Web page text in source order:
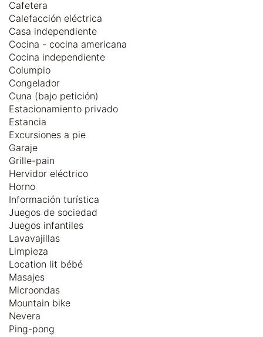
Cafetera
Calefacción eléctrica
Casa independiente
Cocina - cocina americana
Cocina independiente
Columpio
Congelador
Cuna (bajo petición)
Estacionamiento privado
Estancia
Excursiones a pie
Garaje
Grille-pain
Hervidor eléctrico
Horno
Información turística
Juegos de sociedad
Juegos infantiles
Lavavajillas
Limpieza
Location lit bébé
Masajes
Microondas
Mountain bike
Nevera
Ping-pong